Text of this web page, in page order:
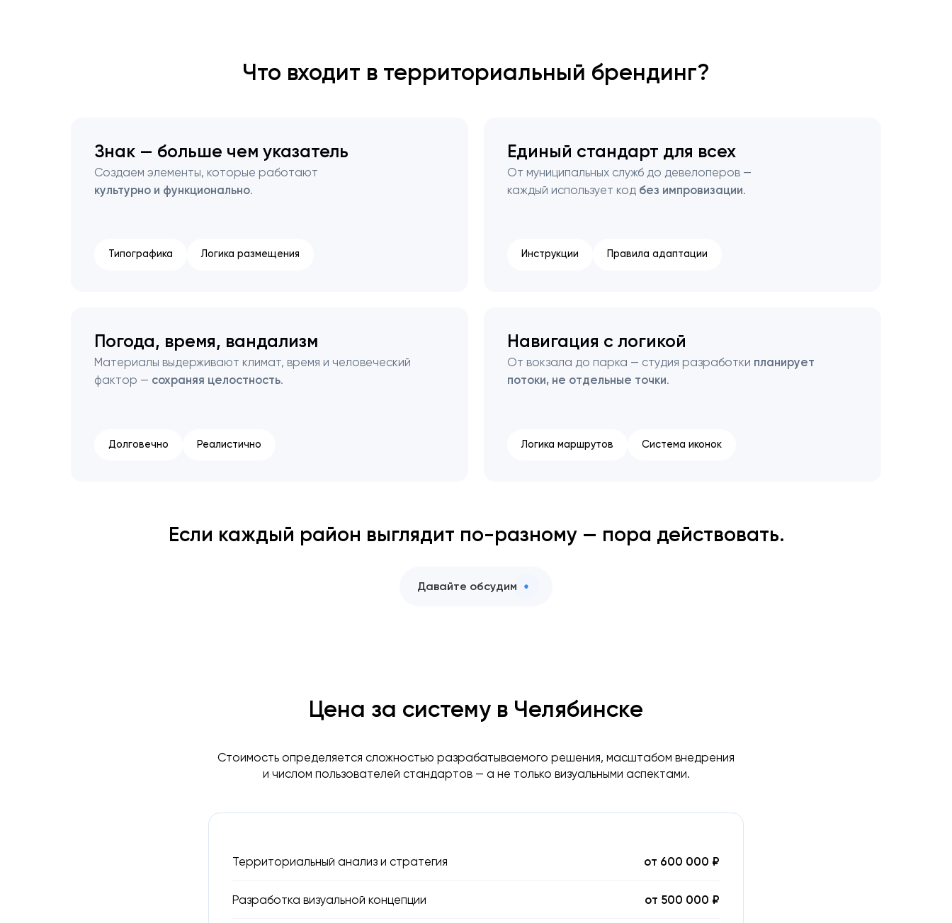
Что входит в территориальный брендинг?
Знак — больше чем указатель
Создаем элементы, которые работают
культурно и функционально.
Типографика Логика размещения
Единый стандарт для всех
От муниципальных служб до девелоперов —
каждый использует код без импровизации.
Инструкции Правила адаптации
Погода, время, вандализм
Материалы выдерживают климат, время и человеческий
фактор — сохраняя целостность.
Долговечно Реалистично
Навигация с логикой
От вокзала до парка — студия разработки планирует
потоки, не отдельные точки.
Логика маршрутов Система иконок
Если каждый район выглядит по-разному — пора действовать.
Давайте обсудим
Цена за систему в Челябинске
Стоимость определяется сложностью разрабатываемого решения, масштабом внедрения
и числом пользователей стандартов — а не только визуальными аспектами.
Территориальный анализ и стратегия от 600 000 ₽
Разработка визуальной концепции от 500 000 ₽